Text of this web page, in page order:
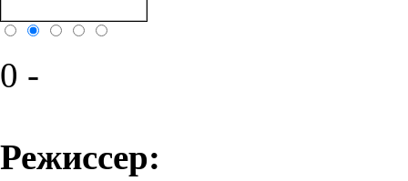
0 -
Режиссер: